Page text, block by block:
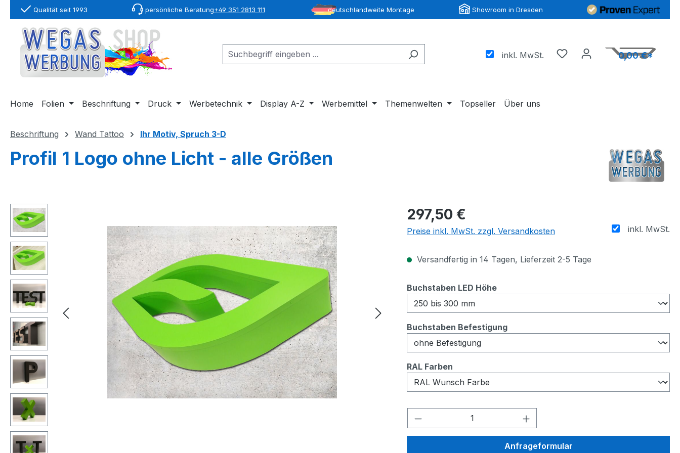
Zur Hauptnavigation springen
Qualität seit 1993 persönliche Beratung+49 351 2813 111 deutschlandweite Montage Showroom in Dresden
inkl. MwSt. 0,00 €*
Home Folien Beschriftung Druck Werbetechnik Display A-Z Werbemittel Themenwelten Topseller Über uns
Beschriftung Wand Tattoo Ihr Motiv, Spruch 3-D
Profil 1 Logo ohne Licht - alle Größen
Bildergalerie überspringen 297,50 €
inkl. MwSt.
Preise inkl. MwSt. zzgl. Versandkosten
Versandfertig in 14 Tagen, Lieferzeit 2-5 Tage
Buchstaben LED Höheauswählen
Buchstaben Befestigungauswählen
RAL Farben
Anfrageformular